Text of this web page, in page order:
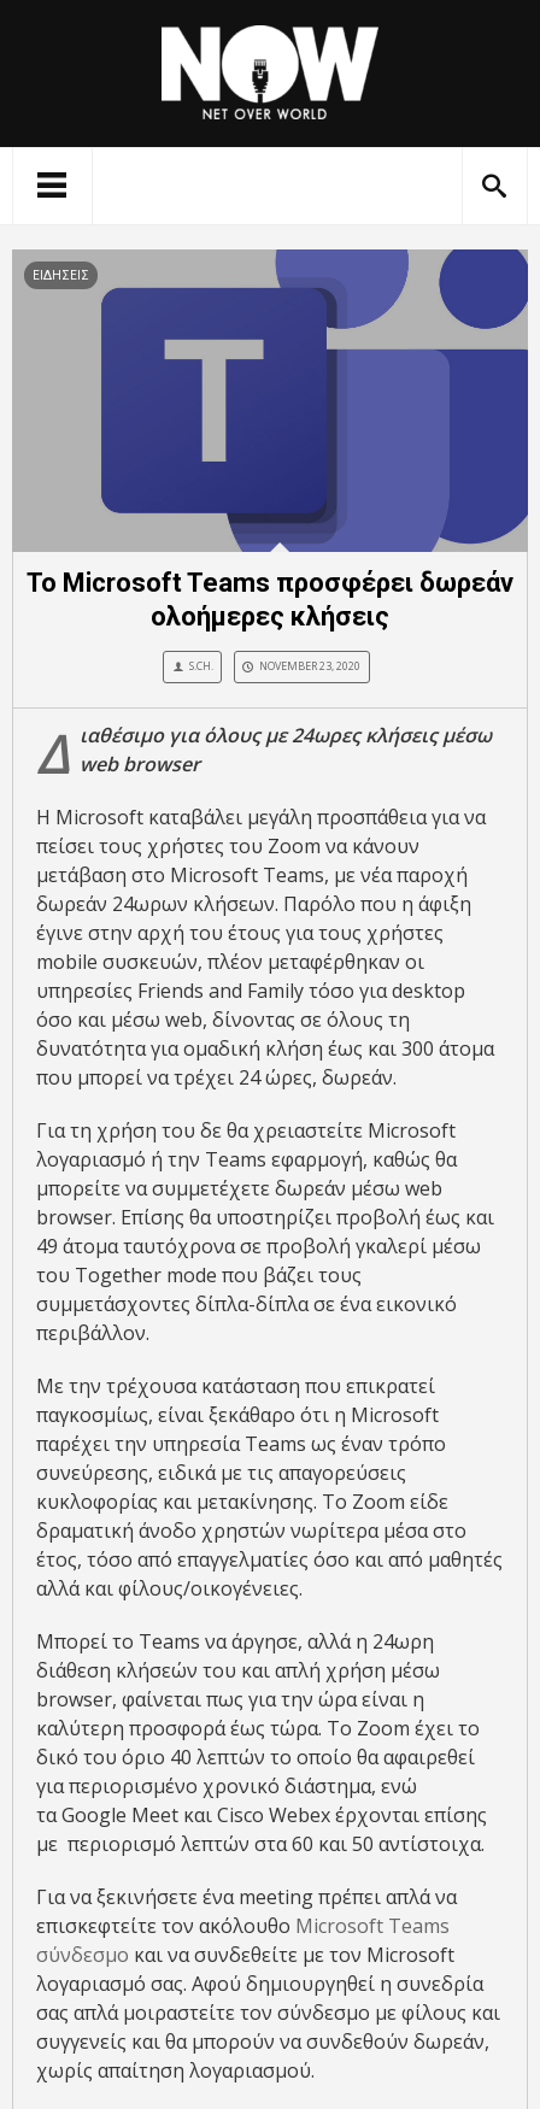
ΕΙΔΗΣΕΙΣ
Το Microsoft Teams προσφέρει δωρεάν
ολοήμερες κλήσεις
S.CH. NOVEMBER 23, 2020
Δ ιαθέσιμο για όλους με 24ωρες κλήσεις μέσω
web browser
Η Microsoft καταβάλει μεγάλη προσπάθεια για να
πείσει τους χρήστες του Zoom να κάνουν
μετάβαση στο Microsoft Teams, με νέα παροχή
δωρεάν 24ωρων κλήσεων. Παρόλο που η άφιξη
έγινε στην αρχή του έτους για τους χρήστες
mobile συσκευών, πλέον μεταφέρθηκαν οι
υπηρεσίες Friends and Family τόσο για desktop
όσο και μέσω web, δίνοντας σε όλους τη
δυνατότητα για ομαδική κλήση έως και 300 άτομα
που μπορεί να τρέχει 24 ώρες, δωρεάν.
Για τη χρήση του δε θα χρειαστείτε Microsoft
λογαριασμό ή την Teams εφαρμογή, καθώς θα
μπορείτε να συμμετέχετε δωρεάν μέσω web
browser. Επίσης θα υποστηρίζει προβολή έως και
49 άτομα ταυτόχρονα σε προβολή γκαλερί μέσω
του Together mode που βάζει τους
συμμετάσχοντες δίπλα-δίπλα σε ένα εικονικό
περιβάλλον.
Με την τρέχουσα κατάσταση που επικρατεί
παγκοσμίως, είναι ξεκάθαρο ότι η Microsoft
παρέχει την υπηρεσία Teams ως έναν τρόπο
συνεύρεσης, ειδικά με τις απαγορεύσεις
κυκλοφορίας και μετακίνησης. Το Zoom είδε
δραματική άνοδο χρηστών νωρίτερα μέσα στο
έτος, τόσο από επαγγελματίες όσο και από μαθητές
αλλά και φίλους/οικογένειες.
Μπορεί το Teams να άργησε, αλλά η 24ωρη
διάθεση κλήσεών του και απλή χρήση μέσω
browser, φαίνεται πως για την ώρα είναι η
καλύτερη προσφορά έως τώρα. Το Zoom έχει το
δικό του όριο 40 λεπτών το οποίο θα αφαιρεθεί
για περιορισμένο χρονικό διάστημα, ενώ
τα Google Meet και Cisco Webex έρχονται επίσης
με περιορισμό λεπτών στα 60 και 50 αντίστοιχα.
Για να ξεκινήσετε ένα meeting πρέπει απλά να
επισκεφτείτε τον ακόλουθο Microsoft Teams
σύνδεσμο και να συνδεθείτε με τον Microsoft
λογαριασμό σας. Αφού δημιουργηθεί η συνεδρία
σας απλά μοιραστείτε τον σύνδεσμο με φίλους και
συγγενείς και θα μπορούν να συνδεθούν δωρεάν,
χωρίς απαίτηση λογαριασμού.